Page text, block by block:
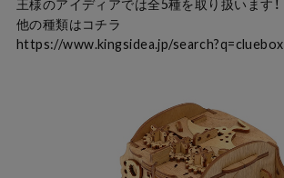
王様のアイディアでは全5種を取り扱います！
他の種類はコチラ
https://www.kingsidea.jp/search?q=cluebox